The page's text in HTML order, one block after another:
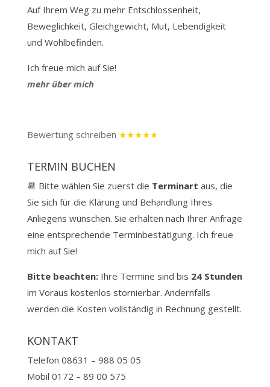
Auf Ihrem Weg zu mehr Entschlossenheit,
Beweglichkeit, Gleichgewicht, Mut, Lebendigkeit
und Wohlbefinden.
Ich freue mich auf Sie!
mehr über mich
Bewertung schreiben ★★★★★
TERMIN BUCHEN
📆 Bitte wählen Sie zuerst die Terminart aus, die
Sie sich für die Klärung und Behandlung Ihres
Anliegens wünschen. Sie erhalten nach Ihrer Anfrage
eine entsprechende Terminbestätigung. Ich freue
mich auf Sie!
Bitte beachten:Ihre Termine sind bis 24 Stunden
im Voraus kostenlos stornierbar. Andernfalls
werden die Kosten vollständig in Rechnung gestellt.
KONTAKT
Telefon 08631 – 988 05 05
Mobil 0172 – 89 00 575